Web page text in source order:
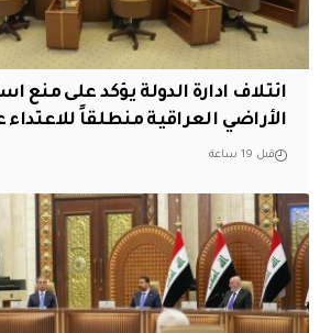
ائتلاف ادارة الدولة يؤكد على منع
الأراضي العراقية منطلقاً للاعتداء
قبل 19 ساعة